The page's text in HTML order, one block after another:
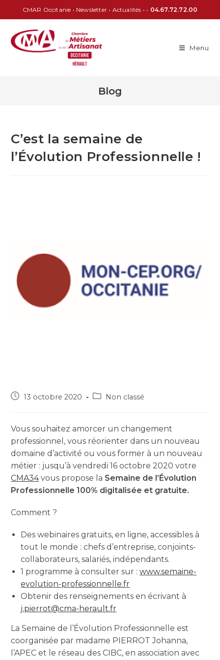
CMAR Occitanie • Newsletter • Actualités • • 04.67.72.72.00
Menu
Blog
C’est la semaine de
l’Évolution Professionnelle !
13 octobre 2020 Non classé
Vous souhaitez amorcer un changement
professionnel, vous réorienter dans un nouveau
domaine d’activité ou vous former à un nouveau
métier : jusqu’à vendredi 16 octobre 2020 votre
CMA34vous propose la Semaine de l’Évolution
Professionnelle 100% digitalisée et gratuite.
Comment ?
Des webinaires gratuits, en ligne, accessibles à
tout le monde : chefs d’entreprise, conjoints-
collaborateurs, salariés, indépendants.
1 programme à consulter sur :www.semaine-
evolution-professionnelle.fr
Obtenir des renseignements en écrivant à
j.pierrot@cma-herault.fr
La Semaine de l’Évolution Professionnelle est
coorganisée par madame PIERROT Johanna,
l’APEC et le réseau des CIBC, en association avec